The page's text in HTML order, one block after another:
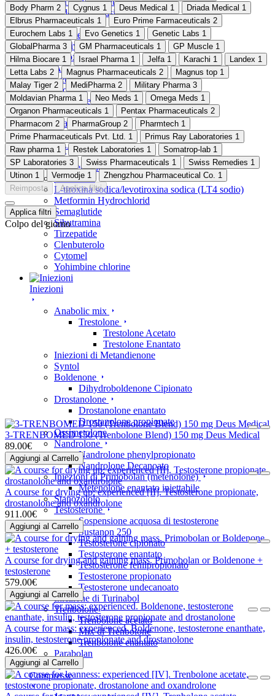
Inibitori dell'aromatasi
Finasteride
Nebivololo
Raloxifene HCL
Anastrozolo
Letrozolo
Proviron
Tamoxifene
Bruciagrassi
CLA
ECA
Phentermine Hydrochlorid
Furosemid
L-tiroxina sodica/levotiroxina sodica (LT4 sodio)
Metformin Hydrochlorid
Semaglutide
Sibutramina
Tirzepatide
Clenbuterolo
Cytomel
Yohimbine chlorine
Iniezioni
Anabolic mix
Trestolone
Trestolone Acetato
Trestolone Enantato
Iniezioni di Metandienone
Syntol
Boldenone
Dihydroboldenone Cipionato
Drostanolone
Drostanolone enantato
Drostanolone propionate
Ossimetolone
Nandrolone
Nandrolone phenylpropionato
Nandrolone Decanoato
Iniezioni di Primobolan (metenolone)
Metenolone enantato iniettabile
Stanozololo
Testosterone
Sospensione acquosa di testosterone
Sustanon 250
Testosterone cipionato
Testosterone enantato
Testosterone fenilpropionato
Testosterone propionato
Testosterone undecanoato
Iniezione di Turinabol
Trenbolone
Trenbolone acetato
Mix di Trenbolone
Trenbolone enantato
Parabolan
Compresse
Body Pharm 2 Cygnus 1 Deus Medical 1 Driada Medical 1
Elbrus Pharmaceuticals 1 Euro Prime Farmaceuticals 2
Eurochem Labs 1 Evo Genetics 1 Genetic Labs 1
GlobalPharma 3 GM Pharmaceuticals 1 GP Muscle 1
Hilma Biocare 1 Israel Pharma 1 Jelfa 1 Karachi 1 Landex 1
Letta Labs 2 Magnus Pharmaceuticals 2 Magnus top 1
Malay Tiger 2 MediPharma 2 Military Pharma 3
Moldavian Pharma 1 Neo Meds 1 Omega Meds 1
Organon Pharmaceuticals 1 Pentax Pharmaceuticals 2
Pharmacom 2 PharmaGroup 2 Pharmtech 1
Prime Pharmaceuticals Pvt. Ltd. 1 Primus Ray Laboratories 1
Raw pharma 1 Restek Laboratories 1 Somatrop-lab 1
SP Laboratories 3 Swiss Pharmaceuticals 1 Swiss Remedies 1
Utinon 1 Vermodje 1 Zhengzhou Pharmaceutical Co. 1
Reimposta
Applica filtri
Applica filtri
Colpo del giorno
3-TRENBOMED 150 (Trenbolone Blend) 150 mg Deus Medical
89.00€
Aggiungi al Carrello
A course for drying up: experienced [II]. Testosterone propionate,
drostanolone and oxandrolone
911.00€
Aggiungi al Carrello
A course for drying and gaining mass. Primobolan or Boldenone +
testosterone
579.00€
Aggiungi al Carrello
A course for mass: experienced. Boldenone, testosterone enanthate,
insulin, testosterone propionate and drostanolone
426.00€
Aggiungi al Carrello